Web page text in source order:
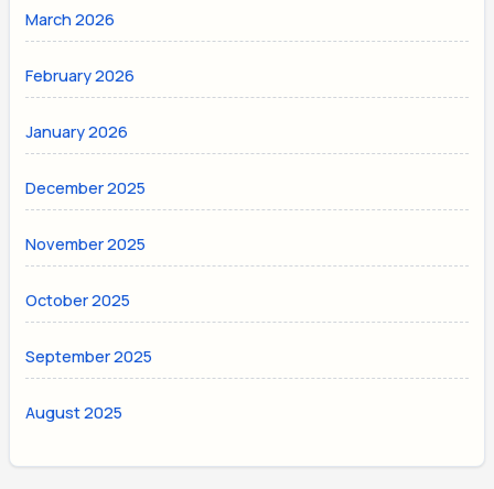
March 2026
February 2026
January 2026
December 2025
November 2025
October 2025
September 2025
August 2025